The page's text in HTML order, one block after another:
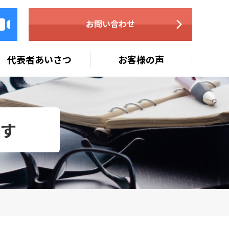
お問い合わせ
代表者あいさつ お客様の声